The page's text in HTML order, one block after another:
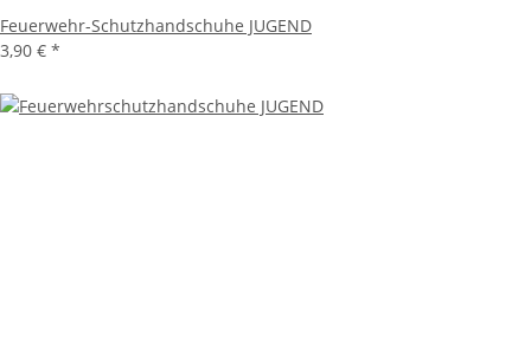
Feuerwehr-Schutzhandschuhe JUGEND
3,90 € *